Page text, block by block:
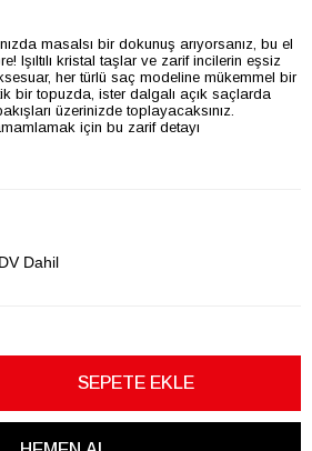
masalsı bir dokunuş arıyorsanız, bu el
Işıltılı kristal taşlar ve zarif incilerin eşsiz
her türlü saç modeline mükemmel bir
bir topuzda, ister dalgalı açık saçlarda
üzerinizde toplayacaksınız.
için bu zarif detayı
Dahil